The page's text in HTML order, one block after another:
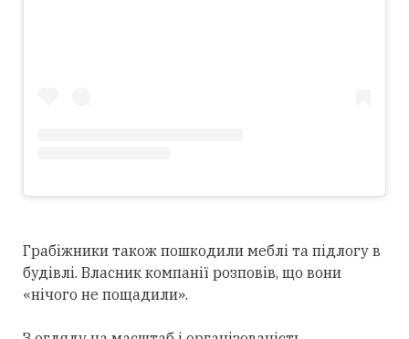
Грабіжники також пошкодили меблі та підлогу в
будівлі. Власник компанії розповів, що вони
«нічого не пощадили».